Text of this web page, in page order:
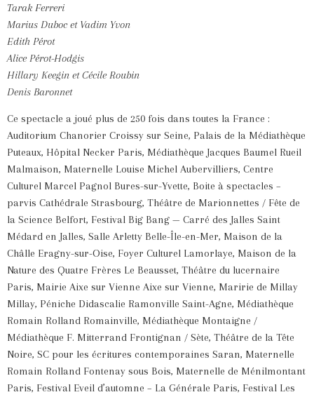
Tarak Ferreri
Marius Duboc et Vadim Yvon
Edith Pérot
Alice Pérot-Hodgis
Hillary Keegin et Cécile Roubin
Denis Baronnet
Ce spectacle a joué plus de 250 fois dans toutes la France :
Auditorium Chanorier Croissy sur Seine, Palais de la Médiathèque
Puteaux, Hôpital Necker Paris, Médiathèque Jacques Baumel Rueil
Malmaison, Maternelle Louise Michel Aubervilliers, Centre
Culturel Marcel Pagnol Bures-sur-Yvette, Boite à spectacles –
parvis Cathédrale Strasbourg, Théâtre de Marionnettes / Fête de
la Science Belfort, Festival Big Bang — Carré des Jalles Saint
Médard en Jalles, Salle Arletty Belle-Île-en-Mer, Maison de la
Châlle Eragny-sur-Oise, Foyer Culturel Lamorlaye, Maison de la
Nature des Quatre Frères Le Beausset, Théâtre du lucernaire
Paris, Mairie Aixe sur Vienne Aixe sur Vienne, Maririe de Millay
Millay, Péniche Didascalie Ramonville Saint-Agne, Médiathèque
Romain Rolland Romainville, Médiathèque Montaigne /
Médiathèque F. Mitterrand Frontignan / Sète, Théâtre de la Tête
Noire, SC pour les écritures contemporaines Saran, Maternelle
Romain Rolland Fontenay sous Bois, Maternelle de Ménilmontant
Paris, Festival Eveil d’automne – La Générale Paris, Festival Les